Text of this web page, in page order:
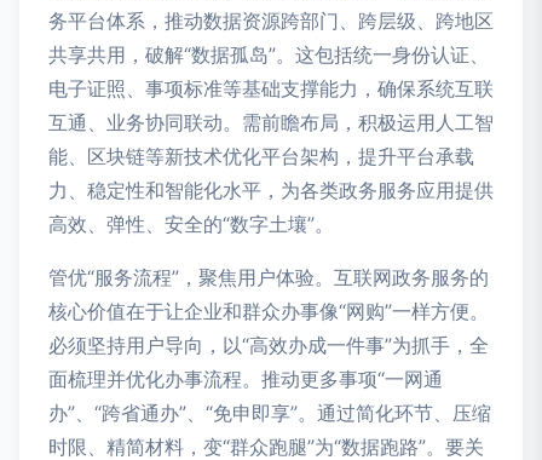
务平台体系，推动数据资源跨部门、跨层级、跨地区
共享共用，破解“数据孤岛”。这包括统一身份认证、
电子证照、事项标准等基础支撑能力，确保系统互联
互通、业务协同联动。需前瞻布局，积极运用人工智
能、区块链等新技术优化平台架构，提升平台承载
力、稳定性和智能化水平，为各类政务服务应用提供
高效、弹性、安全的“数字土壤”。
管优“服务流程”，聚焦用户体验。互联网政务服务的
核心价值在于让企业和群众办事像“网购”一样方便。
必须坚持用户导向，以“高效办成一件事”为抓手，全
面梳理并优化办事流程。推动更多事项“一网通
办”、“跨省通办”、“免申即享”。通过简化环节、压缩
时限、精简材料，变“群众跑腿”为“数据跑路”。要关